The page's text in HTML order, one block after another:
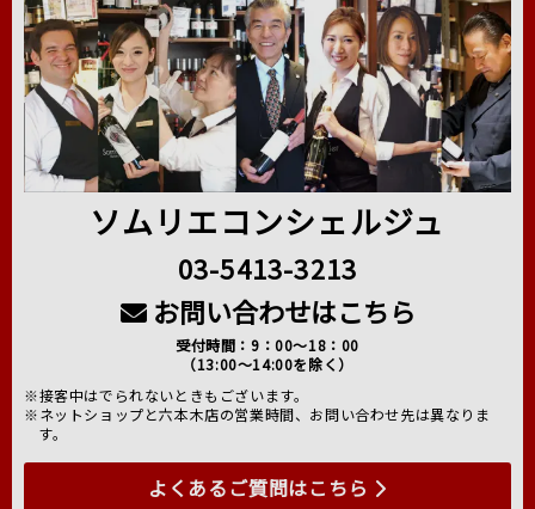
ソムリエコンシェルジュ
03-5413-3213
お問い合わせはこちら
受付時間：9：00～18：00
（13:00～14:00を除く）
※接客中はでられないときもございます。
※ネットショップと六本木店の営業時間、お問い合わせ先は異なりま
す。
よくあるご質問はこちら